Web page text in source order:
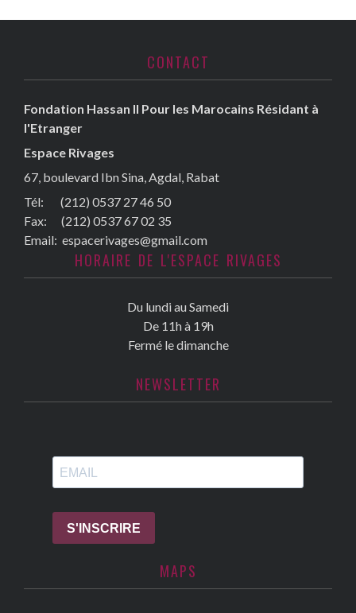
CONTACT
Fondation Hassan II Pour les Marocains Résidant à
l'Etranger
Espace Rivages
67, boulevard Ibn Sina, Agdal, Rabat
Tél: (212) 0537 27 46 50
Fax: (212) 0537 67 02 35
Email: espacerivages@gmail.com
HORAIRE DE L'ESPACE RIVAGES
Du lundi au Samedi
De 11h à 19h
Fermé le dimanche
NEWSLETTER
MAPS